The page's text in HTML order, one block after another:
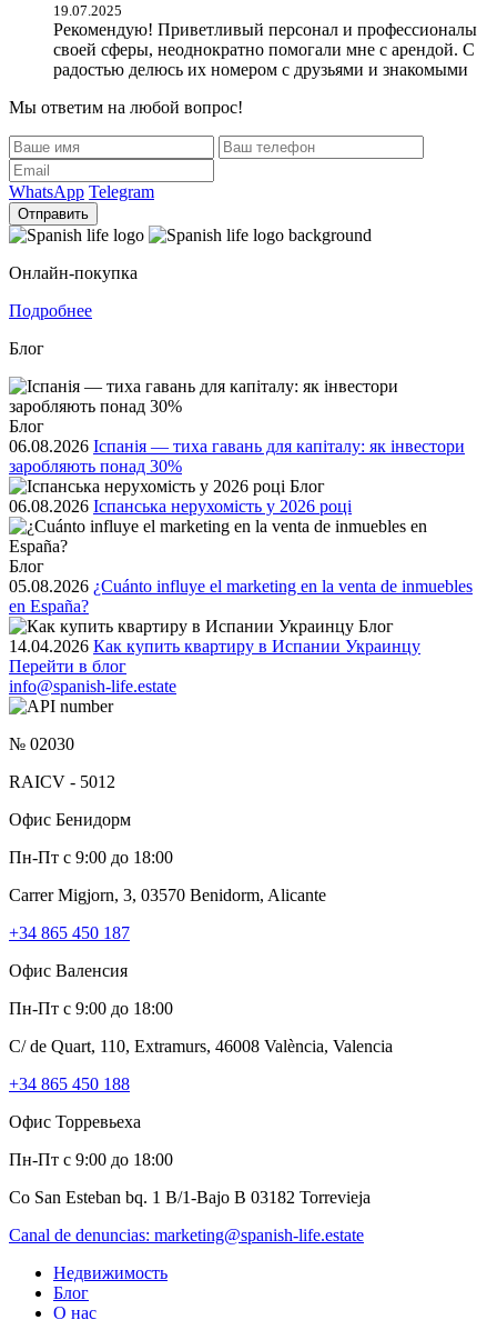
19.07.2025
Рекомендую! Приветливый персонал и профессионалы
своей сферы, неоднократно помогали мне с арендой. С
радостью делюсь их номером с друзьями и знакомыми
Мы ответим на любой вопрос!
WhatsApp Telegram
Отправить
Онлайн-покупка
Подробнее
Блог
Блог
06.08.2026 Іспанія — тиха гавань для капіталу: як інвестори
заробляють понад 30%
Блог
06.08.2026 Іспанська нерухомість у 2026 році
Блог
05.08.2026 ¿Cuánto influye el marketing en la venta de inmuebles
en España?
Блог
14.04.2026 Как купить квартиру в Испании Украинцу
Перейти в блог
info@spanish-life.estate
№ 02030
RAICV - 5012
Офис Бенидорм
Пн-Пт с 9:00 до 18:00
Carrer Migjorn, 3, 03570 Benidorm, Alicante
+34 865 450 187
Офис Валенсия
Пн-Пт с 9:00 до 18:00
C/ de Quart, 110, Extramurs, 46008 València, Valencia
+34 865 450 188
Офис Торревьеха
Пн-Пт с 9:00 до 18:00
Co San Esteban bq. 1 B/1-Bajo B 03182 Torrevieja
Canal de denuncias: marketing@spanish-life.estate
Недвижимость
Блог
О нас